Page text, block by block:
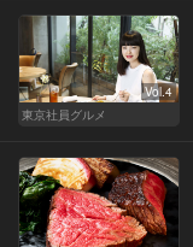
Vol.4
東京社員グルメ